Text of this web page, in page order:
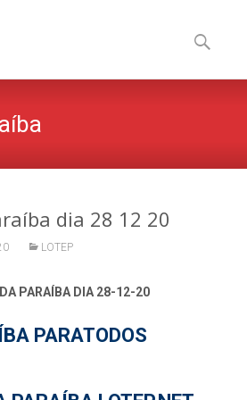
to
content
por:
dia 28 12 20
LOTEP
PARAÍBA DIA 28-12-20
PARATODOS